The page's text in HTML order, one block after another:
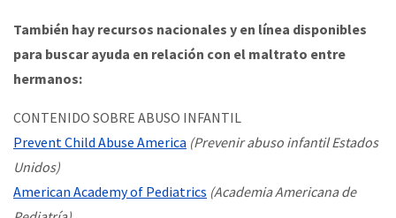
También hay recursos nacionales y en línea disponibles
para buscar ayuda en relación con el maltrato entre
hermanos:
CONTENIDO SOBRE ABUSO INFANTIL
Prevent Child Abuse America (Prevenir abuso infantil Estados
Unidos)
American Academy of Pediatrics (Academia Americana de